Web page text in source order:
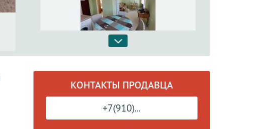
КОНТАКТЫ ПРОДАВЦА
+7(910)...